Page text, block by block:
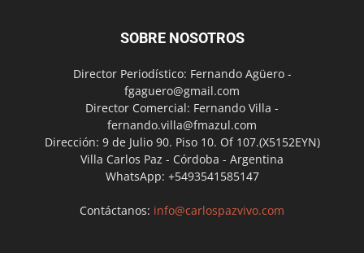
SOBRE NOSOTROS
Director Periodístico: Fernando Agüero -
fgaguero@gmail.com
Director Comercial: Fernando Villa -
fernando.villa@fmazul.com
Dirección: 9 de Julio 90. Piso 10. Of 107.(X5152EYN)
Villa Carlos Paz - Córdoba - Argentina
WhatsApp: +5493541585147
Contáctanos: info@carlospazvivo.com